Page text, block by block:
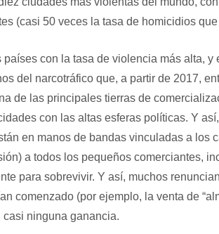
(casi 50 veces la tasa de homicidios
con la tasa de violencia más alta, y
del narcotráfico que, a partir de 2017,
de las principales tierras de
con las altas esferas políticas. Y
en manos de bandas vinculadas a los
a todos los pequeños comerciantes,
para sobrevivir. Y así, muchos
comenzado (por ejemplo, la venta de
casi ninguna ganancia.